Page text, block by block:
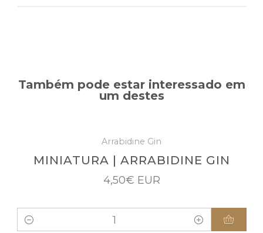
Também pode estar interessado em
um destes
Arrabidine Gin
MINIATURA | ARRABIDINE GIN
4,50€ EUR
Quantity